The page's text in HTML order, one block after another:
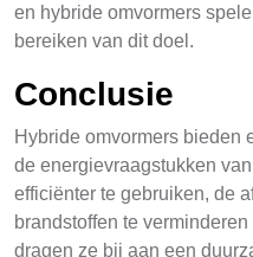
en hybride omvormers
bereiken van dit doel.
Conclusie
Hybride omvormers bieden
de energievraagstukken
efficiënter te gebruiken, de
brandstoffen te
dragen ze bij aan een